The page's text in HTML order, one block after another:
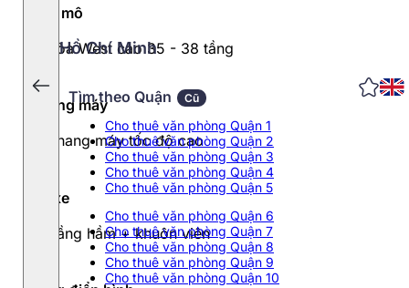
Hồ Chí Minh
Tìm theo Quận Cũ
Cho thuê văn phòng Quận 1
Cho thuê văn phòng Quận 2
Cho thuê văn phòng Quận 3
Cho thuê văn phòng Quận 4
Cho thuê văn phòng Quận 5
Cho thuê văn phòng Quận 6
Cho thuê văn phòng Quận 7
Cho thuê văn phòng Quận 8
Cho thuê văn phòng Quận 9
Cho thuê văn phòng Quận 10
Quy mô
02 tòa West cao 35 - 38 tầng
Thang máy
08 thang máy tốc độ cao
Đỗ xe
03 tầng hầm + khuôn viên